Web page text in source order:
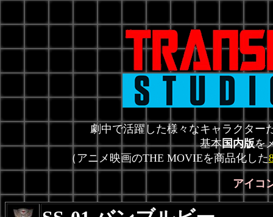
劇中で活躍した様々なキャラクター
基本国内版を
（アニメ映画のTHE MOVIEを商品化した
アイコ